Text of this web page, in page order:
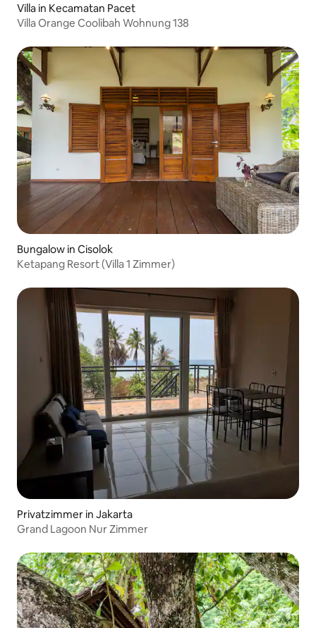
Villa in Kecamatan Pacet
Villa Orange Coolibah Wohnung 138
Bungalow in Cisolok
Ketapang Resort (Villa 1 Zimmer)
Privatzimmer in Jakarta
Grand Lagoon Nur Zimmer